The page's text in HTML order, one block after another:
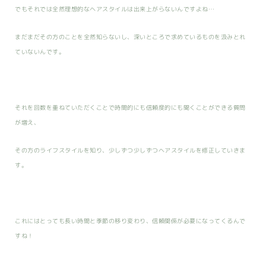
でもそれでは全然理想的なヘアスタイルは出来上がらないんですよね…
まだまだその方のことを全然知らないし、深いところで求めているものを汲みとれ
ていないんです。
それを回数を重ねていただくことで時間的にも信頼度的にも聞くことができる質問
が増え、
その方のライフスタイルを知り、少しずつ少しずつヘアスタイルを修正していきま
す。
これにはとっても長い時間と季節の移り変わり、信頼関係が必要になってくるんで
すね！